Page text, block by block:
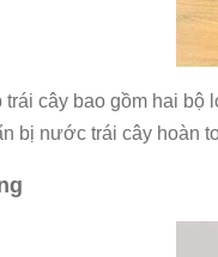
trái cây bao gồm hai
bị nước trái cây hoàn